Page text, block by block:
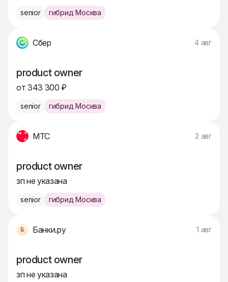
senior гибрид Москва
Сбер 4 авг
product owner
от 343 300 ₽
senior гибрид Москва
МТС 2 авг
product owner
зп не указана
senior гибрид Москва
Банки.ру 1 авг
product owner
зп не указана